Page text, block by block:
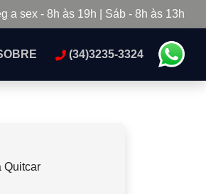
a sex - 8h às 19h | Sáb - 8h às 13h
(34)3235-3324
Quitcar